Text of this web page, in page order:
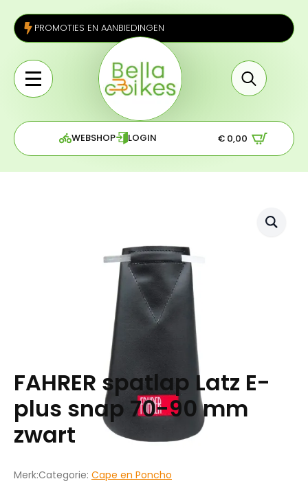
PROMOTIES EN AANBIEDINGEN
for:
WEBSHOP LOGIN € 0,00
FAHRER spatlap Latz E-
plus snap 70-90 mm
zwart
Merk:Categorie: Cape en Poncho